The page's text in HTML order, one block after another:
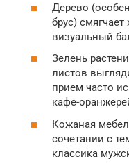
Дерево
брус)
визуальный
Зелень
листов
прием часто
кафе-
Кожаная
сочетании с
классика